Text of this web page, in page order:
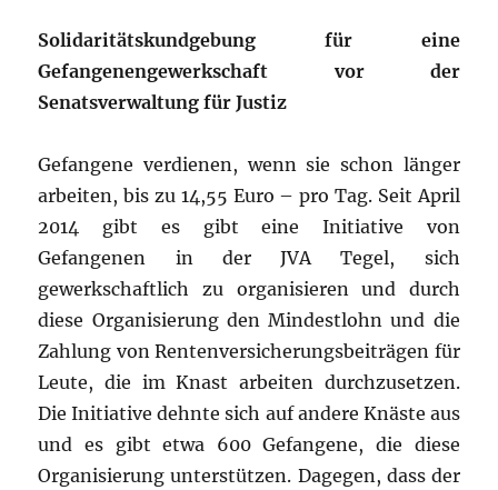
Solidaritätskundgebung für eine
Gefangenengewerkschaft vor der
Senatsverwaltung für Justiz
Gefangene verdienen, wenn sie schon länger
arbeiten, bis zu 14,55 Euro – pro Tag. Seit April
2014 gibt es gibt eine Initiative von
Gefangenen in der JVA Tegel, sich
gewerkschaftlich zu organisieren und durch
diese Organisierung den Mindestlohn und die
Zahlung von Rentenversicherungsbeiträgen für
Leute, die im Knast arbeiten durchzusetzen.
Die Initiative dehnte sich auf andere Knäste aus
und es gibt etwa 600 Gefangene, die diese
Organisierung unterstützen. Dagegen, dass der